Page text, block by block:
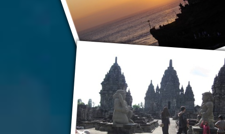
Храм Пура Танах-